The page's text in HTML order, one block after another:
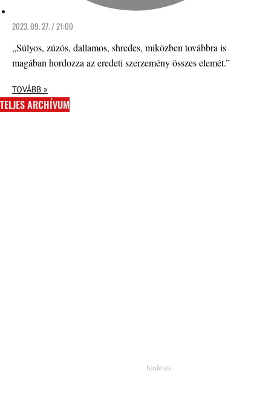
2023. 09. 27. / 21:00
„Súlyos, zúzós, dallamos, shredes, miközben továbbra is
magában hordozza az eredeti szerzemény összes elemét.”
TOVÁBB »
TELJES ARCHÍVUM